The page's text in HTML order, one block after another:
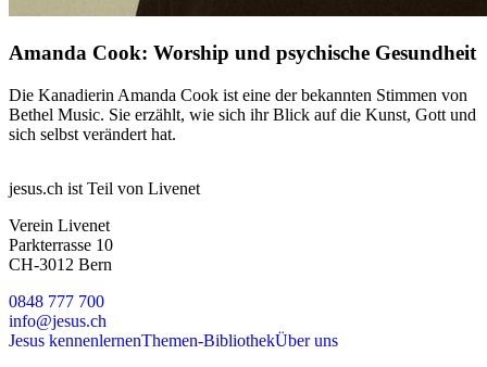
Amanda Cook: Worship und psychische Gesundheit
Die Kanadierin Amanda Cook ist eine der bekannten Stimmen von
Bethel Music. Sie erzählt, wie sich ihr Blick auf die Kunst, Gott und
sich selbst verändert hat.
jesus.ch ist Teil von Livenet
Verein Livenet
Parkterrasse 10
CH-3012 Bern
0848 777 700
info@jesus.ch
Jesus kennenlernenThemen-BibliothekÜber uns